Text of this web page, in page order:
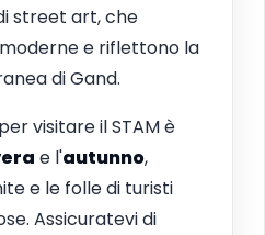
street art, che
e riflettono la
di Gand.
visitare il STAM è
e l'autunno,
e le folle di turisti
Assicuratevi di